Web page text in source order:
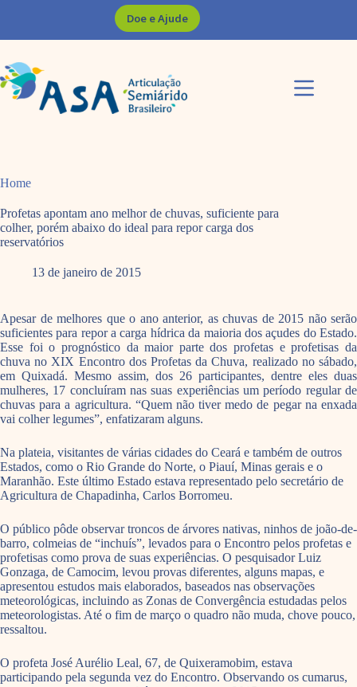
Doe e Ajude
Home
Profetas apontam ano melhor de chuvas, suficiente para
colher, porém abaixo do ideal para repor carga dos
reservatórios
13 de janeiro de 2015
Apesar de melhores que o ano anterior, as chuvas de 2015 não serão
suficientes para repor a carga hídrica da maioria dos açudes do Estado.
Esse foi o prognóstico da maior parte dos profetas e profetisas da
chuva no XIX Encontro dos Profetas da Chuva, realizado no sábado,
em Quixadá. Mesmo assim, dos 26 participantes, dentre eles duas
mulheres, 17 concluíram nas suas experiências um período regular de
chuvas para a agricultura. “Quem não tiver medo de pegar na enxada
vai colher legumes”, enfatizaram alguns.
Na plateia, visitantes de várias cidades do Ceará e também de outros
Estados, como o Rio Grande do Norte, o Piauí, Minas gerais e o
Maranhão. Este último Estado estava representado pelo secretário de
Agricultura de Chapadinha, Carlos Borromeu.
O público pôde observar troncos de árvores nativas, ninhos de joão-de-
barro, colmeias de “inchuís”, levados para o Encontro pelos profetas e
profetisas como prova de suas experiências. O pesquisador Luiz
Gonzaga, de Camocim, levou provas diferentes, alguns mapas, e
apresentou estudos mais elaborados, baseados nas observações
meteorológicas, incluindo as Zonas de Convergência estudadas pelos
meteorologistas. Até o fim de março o quadro não muda, chove pouco,
ressaltou.
O profeta José Aurélio Leal, 67, de Quixeramobim, estava
participando pela segunda vez do Encontro. Observando os cumarus,